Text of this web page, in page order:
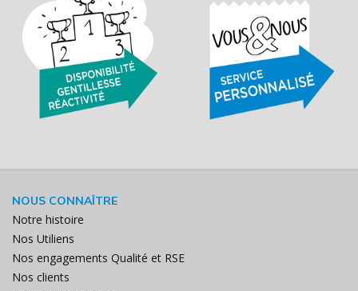
NOUS CONNAÎTRE
Notre histoire
Nos Utiliens
Nos engagements Qualité et RSE
Nos clients